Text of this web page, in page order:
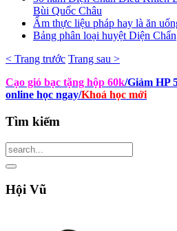
Bùi Quốc Châu
Ẩm thực liệu pháp hay là ăn
Bảng phân loại huyệt Diện Chẩn
< Trang trước Trang sau >
Cạo gió bạc tặng hộp 60k/Giảm HP
online học ngay/Khoá học mới
Tìm kiếm
Hội Vũ